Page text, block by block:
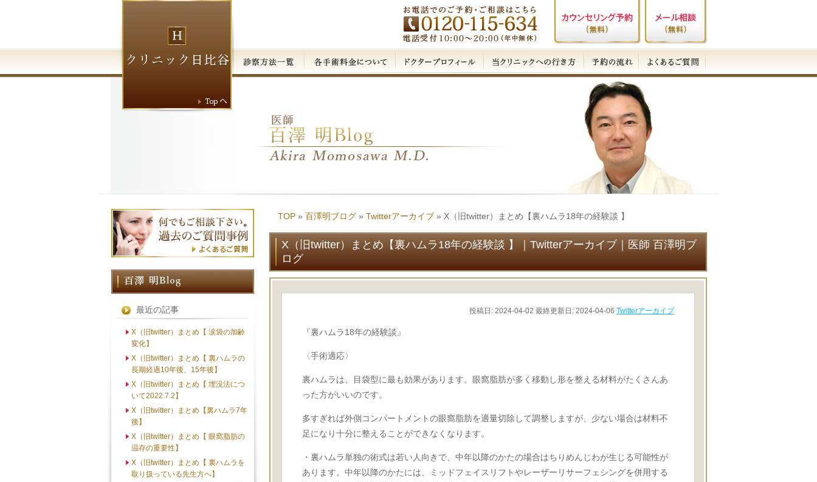
TOP » 百澤明ブログ » Twitterアーカイブ » X（旧twitter）まとめ【裏ハムラ18年の経験談 】
X（旧twitter）まとめ【裏ハムラ18年の経験談 】｜Twitterアーカイブ｜医師 百澤明ブ
ログ
投稿日: 2024-04-02 最終更新日: 2024-04-06 Twitterアーカイブ
『裏ハムラ18年の経験談』
〈手術適応〉
裏ハムラは、目袋型に最も効果があります。眼窩脂肪が多く移動し形を整える材料がたくさんあ
った方がいいのです。
多すぎれば外側コンパートメントの眼窩脂肪を適量切除して調整しますが、少ない場合は材料不
足になり十分に整えることができなくなります。
・裏ハムラ単独の術式は若い人向きで、中年以降のかたの場合はちりめんじわが生じる可能性が
あります。中年以降のかたには、ミッドフェイスリフトやレーザーリサーフェシングを併用する
最近の記事
X（旧twitter）まとめ【 涙袋の加齢
変化】
X（旧twitter）まとめ【 裏ハムラの
長期経過10年後、15年後】
X（旧twitter）まとめ【 埋没法につ
いて2022.7.2】
X（旧twitter）まとめ【裏ハムラ7年
後】
X（旧twitter）まとめ【 眼窩脂肪の
温存の重要性】
X（旧twitter）まとめ【 裏ハムラを
取り扱っている先生方へ】